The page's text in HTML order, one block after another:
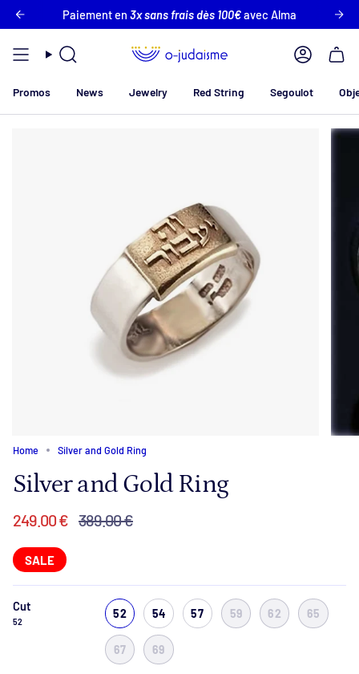
Paiement en 3x sans frais dès 100€avec Alma
en France ! Plus que 80 €pour obtenir la
Search Account
Promos News Jewelry Red String Segoulot
Home Silver and Gold Ring
Silver and Gold Ring
249.00 € Regular
389.00 €
SALE
Cut
52
52 54 57 59 62 65
67 69